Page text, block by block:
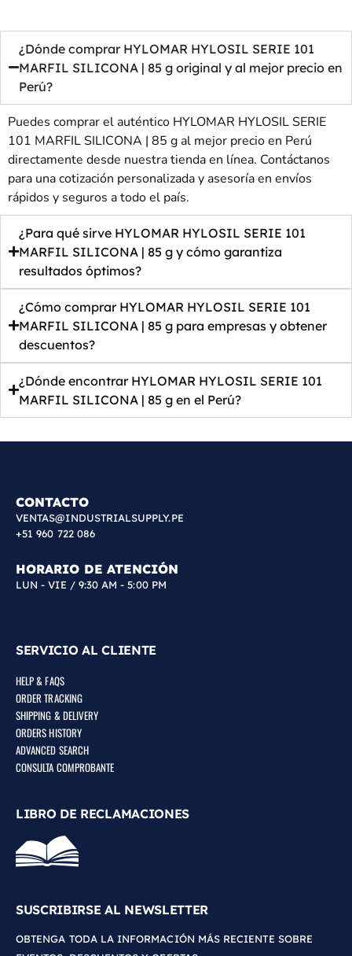
¿Dónde comprar HYLOMAR HYLOSIL SERIE 101
MARFIL SILICONA | 85 g original y al mejor precio en
Perú?
Puedes comprar el auténtico HYLOMAR HYLOSIL SERIE
101 MARFIL SILICONA | 85 g al mejor precio en Perú
directamente desde nuestra tienda en línea. Contáctanos
para una cotización personalizada y asesoría en envíos
rápidos y seguros a todo el país.
¿Para qué sirve HYLOMAR HYLOSIL SERIE 101
MARFIL SILICONA | 85 g y cómo garantiza
resultados óptimos?
¿Cómo comprar HYLOMAR HYLOSIL SERIE 101
MARFIL SILICONA | 85 g para empresas y obtener
descuentos?
¿Dónde encontrar HYLOMAR HYLOSIL SERIE 101
MARFIL SILICONA | 85 g en el Perú?
CONTACTO
VENTAS@INDUSTRIALSUPPLY.PE
+51 960 722 086
HORARIO DE ATENCIÓN
LUN - VIE / 9:30 AM - 5:00 PM
SERVICIO AL CLIENTE
HELP & FAQS
ORDER TRACKING
SHIPPING & DELIVERY
ORDERS HISTORY
ADVANCED SEARCH
CONSULTA COMPROBANTE
LIBRO DE RECLAMACIONES
SUSCRIBIRSE AL NEWSLETTER
OBTENGA TODA LA INFORMACIÓN MÁS RECIENTE SOBRE